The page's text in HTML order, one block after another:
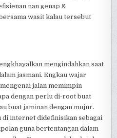
nan genap &
wasit kalau tersebut
mengindahkan saat
jasmani. Engkau wajar
jalan memimpin
dengan perlu di-root buat
buat jaminan dengan mujur.
internet didefinisikan sebagai
guna bertentangan dalam